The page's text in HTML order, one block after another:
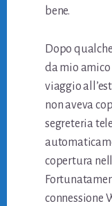
bene.
Dopo
da mio amico
viaggio
non aveva
segreteria
copertura
connessione